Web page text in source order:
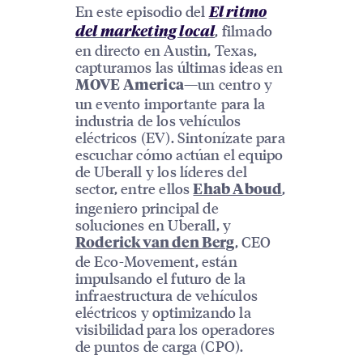
En este episodio del El ritmo
del marketing local, filmado
en directo en Austin, Texas,
capturamos las últimas ideas en
MOVE America—un centro y
un evento importante para la
industria de los vehículos
eléctricos (EV). Sintonízate para
escuchar cómo actúan el equipo
de Uberall y los líderes del
sector, entre ellosEhab Aboud,
ingeniero principal de
soluciones en Uberall, y
Roderick van den Berg, CEO
de Eco-Movement, están
impulsando el futuro de la
infraestructura de vehículos
eléctricos y optimizando la
visibilidad para los operadores
de puntos de carga (CPO).